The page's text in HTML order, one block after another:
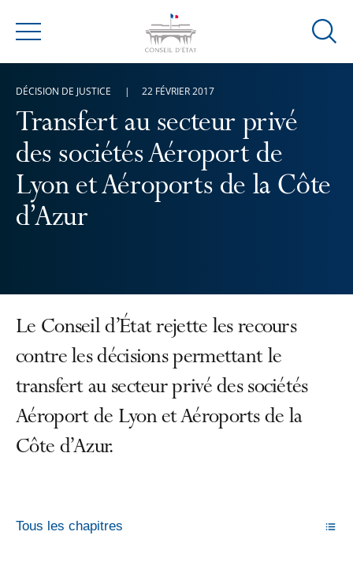
Menu
Ouvrir
Transfert au secteur privé
des sociétés Aéroport de
Lyon et Aéroports de la Côte
d’Azur
DÉCISION DE JUSTICE 22 FÉVRIER 2017
Le Conseil d’État rejette les recours
contre les décisions permettant le
transfert au secteur privé des sociétés
Aéroport de Lyon et Aéroports de la
Côte d’Azur.
Tous les chapitres